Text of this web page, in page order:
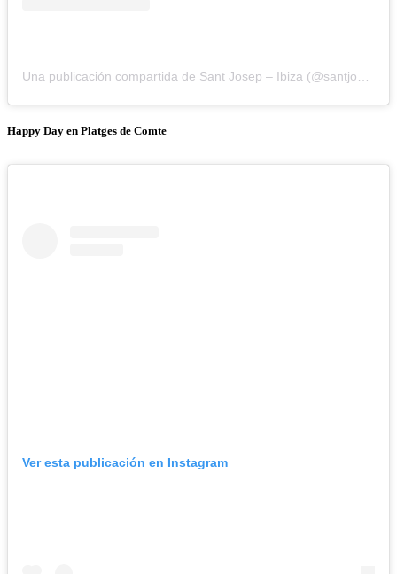
Happy Day en Platges de Comte
Ver esta publicación en Instagram